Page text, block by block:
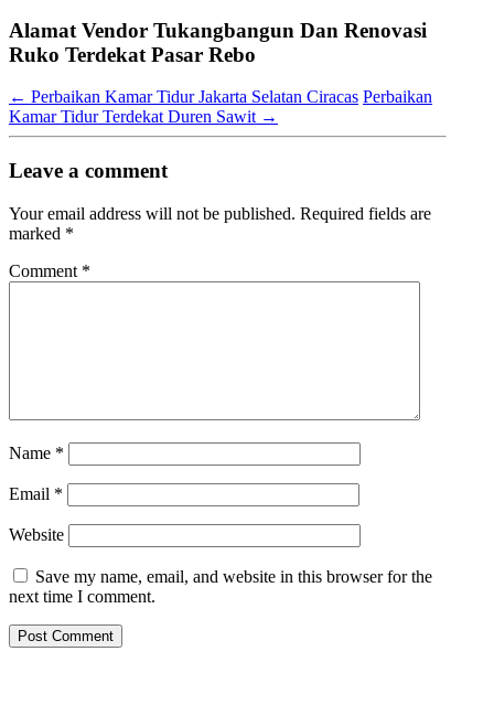
Alamat Vendor Tukangbangun Dan Renovasi
Ruko Terdekat Pasar Rebo
← Perbaikan Kamar Tidur Jakarta Selatan Ciracas Perbaikan
Kamar Tidur Terdekat Duren Sawit →
Leave a comment
Your email address will not be published. Required fields are
marked *
Comment *
Name *
Email *
Website
Save my name, email, and website in this browser for the
next time I comment.